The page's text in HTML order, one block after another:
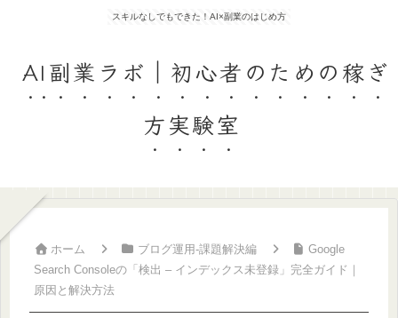
スキルなしでもできた！AI×副業のはじめ方
AI副業ラボ｜初心者のための稼ぎ
方実験室
ホーム ブログ運用-課題解決編
Google
Search Consoleの「検出 – インデックス未登録」完全ガイド｜
原因と解決方法